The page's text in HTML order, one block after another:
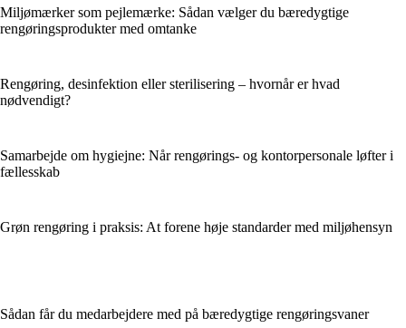
Miljømærker som pejlemærke: Sådan vælger du bæredygtige
rengøringsprodukter med omtanke
Rengøring, desinfektion eller sterilisering – hvornår er hvad
nødvendigt?
Samarbejde om hygiejne: Når rengørings- og kontorpersonale løfter i
fællesskab
Grøn rengøring i praksis: At forene høje standarder med miljøhensyn
Sådan får du medarbejdere med på bæredygtige rengøringsvaner